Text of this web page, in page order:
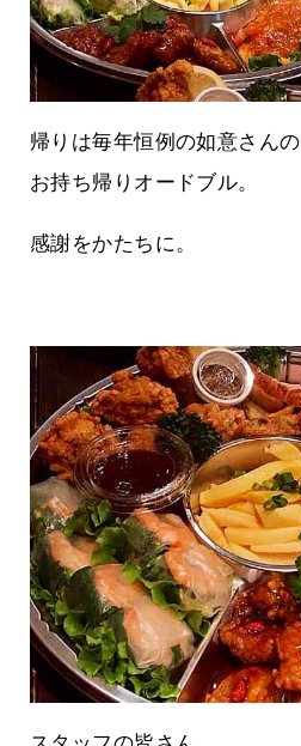
帰りは毎年恒例の如意さんの
お持ち帰りオードブル。
感謝をかたちに。